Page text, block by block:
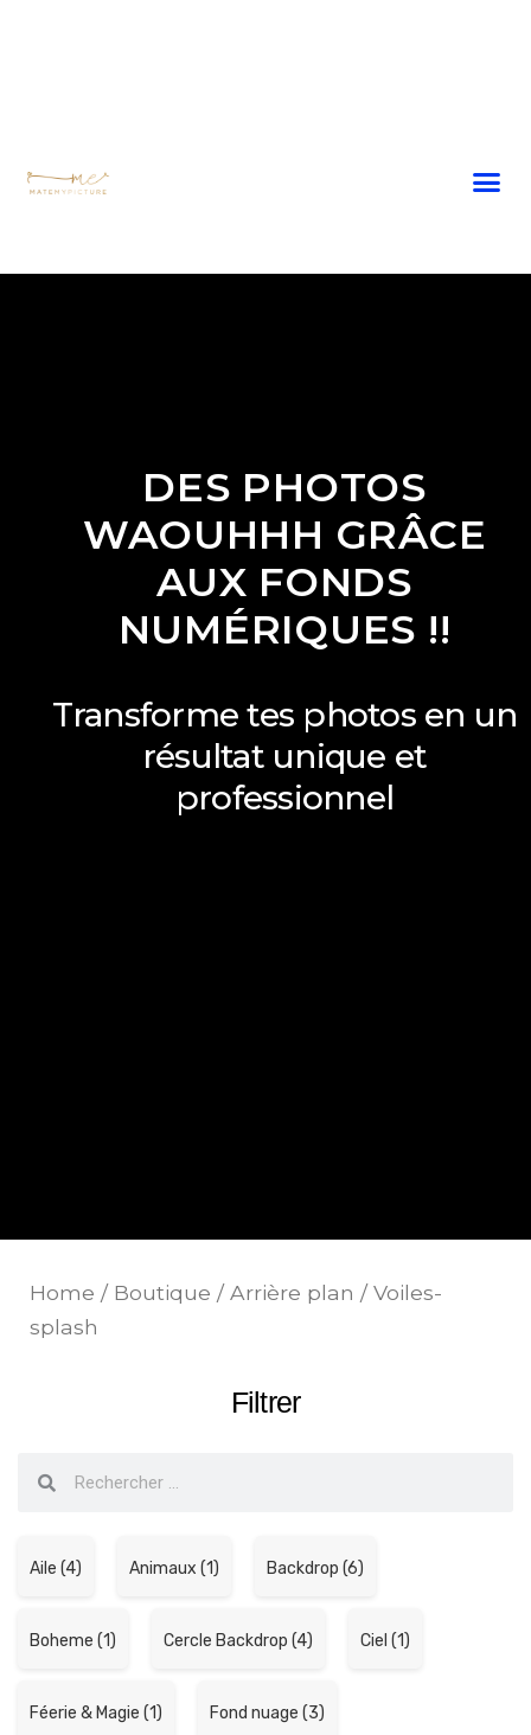
DES PHOTOS
WAOUHHH GRÂCE
AUX FONDS
NUMÉRIQUES !!
Transforme tes photos en un
résultat unique et
professionnel
Home / Boutique /Arrière plan / Voiles-
splash
Filtrer
Aile (4) Animaux (1) Backdrop (6)
Boheme (1) Cercle Backdrop (4) Ciel (1)
Féerie & Magie (1) Fond nuage (3)